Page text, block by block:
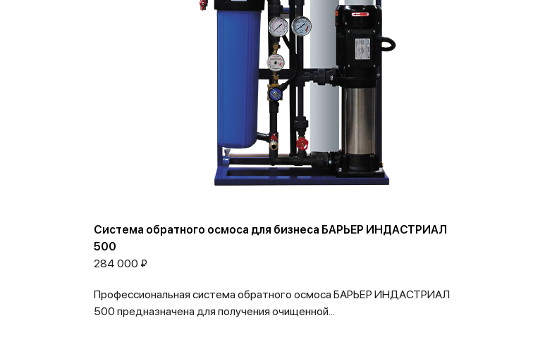
Система обратного осмоса для бизнеса БАРЬЕР ИНДАСТРИАЛ
500
284 000 ₽
Профессиональная система обратного осмоса БАРЬЕР ИНДАСТРИАЛ
500 предназначена для получения очищенной...